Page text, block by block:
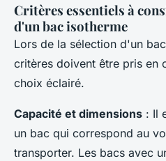
Critères essentiels à
d'un bac isotherme
Lors de la sélection d'un
critères doivent être pris en
choix éclairé.
Capacité et dimensions : Il
un bac qui correspond au
transporter. Les bacs avec